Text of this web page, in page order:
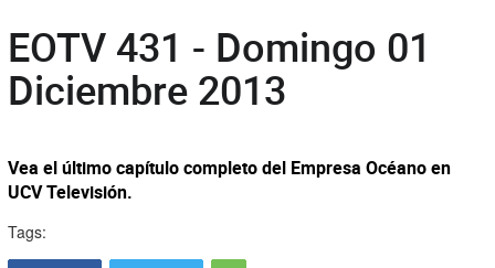
EOTV 431 - Domingo 01
Diciembre 2013
Vea el último capítulo completo del Empresa Océano en
UCV Televisión.
Tags: